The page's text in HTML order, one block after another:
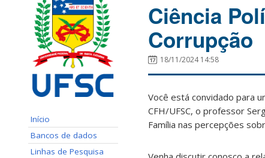
Início
Bancos de dados
Linhas de Pesquisa
Ciência
Corrupção
18/11/2024 14:58
Você está convidado para
CFH/UFSC, o professor
Família nas percepções